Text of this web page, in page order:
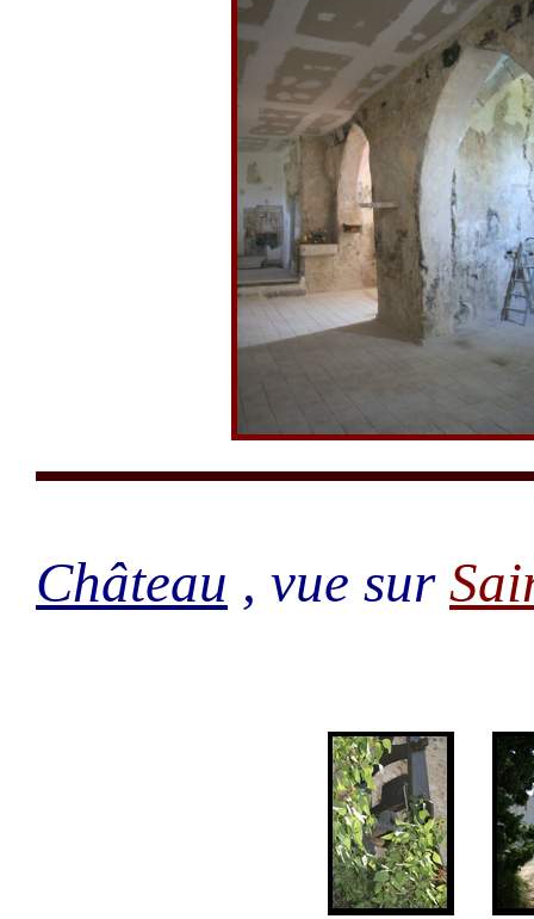
Château , vue sur